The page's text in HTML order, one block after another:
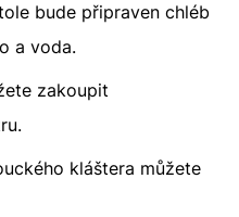
bude připraven chléb
a voda.
zakoupit
kláštera můžete